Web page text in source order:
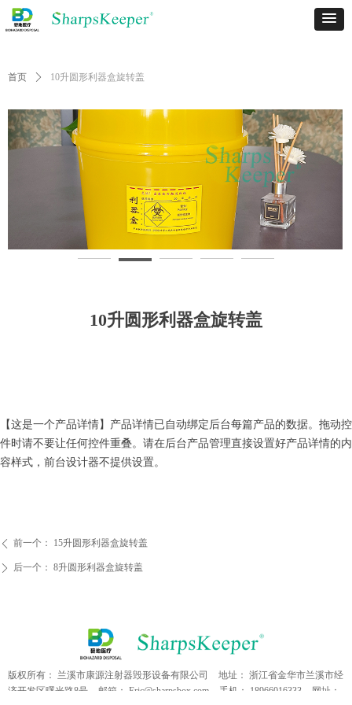
首页 ꄲ 10升圆形利器盒旋转盖
10升圆形利器盒旋转盖
ꄴ 前一个： 15升圆形利器盒旋转盖
ꄲ 后一个： 8升圆形利器盒旋转盖
【这是一个产品详情】产品详情已自动绑定后台每篇产品的数据。拖动控
件时请不要让任何控件重叠。请在后台产品管理直接设置好产品详情的内
容样式，前台设计器不提供设置。
版权所有： 兰溪市康源注射器毁形设备有限公司 地址： 浙江省金华市兰溪市经
济开发区曙光路8号
邮箱： Eric@sharpsbox.com 手机： 18966016333
网址：